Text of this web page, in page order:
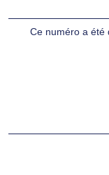
Ce numéro a été